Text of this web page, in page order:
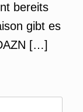
bereits
gibt es
[…]